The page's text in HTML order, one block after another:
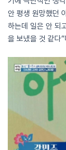
안 평생 원망했던
하는데 일은 안 되
을 보냈을 것 같다